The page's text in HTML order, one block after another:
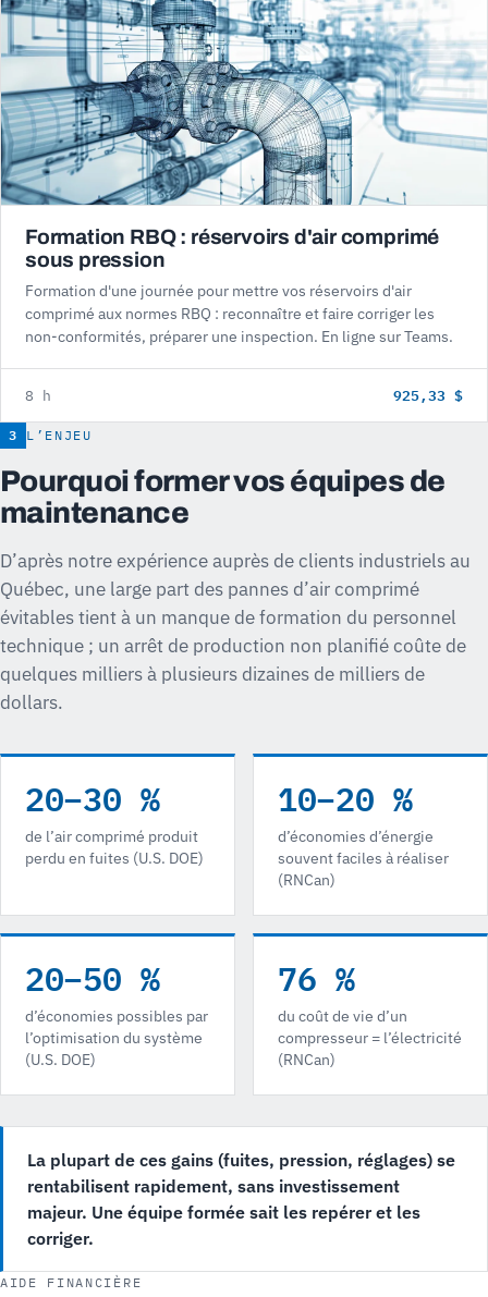
Formation RBQ : réservoirs d'air comprimé
sous pression
Formation d'une journée pour mettre vos réservoirs d'air
comprimé aux normes RBQ : reconnaître et faire corriger les
non-conformités, préparer une inspection. En ligne sur Teams.
8 h 925,33 $
3 L’ENJEU
Pourquoi former vos équipes de
maintenance
D’après notre expérience auprès de clients industriels au
Québec, une large part des pannes d’air comprimé
évitables tient à un manque de formation du personnel
technique ; un arrêt de production non planifié coûte de
quelques milliers à plusieurs dizaines de milliers de
dollars.
20–30 %
de l’air comprimé produit
perdu en fuites (U.S. DOE)
10–20 %
d’économies d’énergie
souvent faciles à réaliser
(RNCan)
20–50 %
d’économies possibles par
l’optimisation du système
(U.S. DOE)
76 %
du coût de vie d’un
compresseur = l’électricité
(RNCan)
La plupart de ces gains (fuites, pression, réglages) se
rentabilisent rapidement, sans investissement
majeur. Une équipe formée sait les repérer et les
corriger.
AIDE FINANCIÈRE